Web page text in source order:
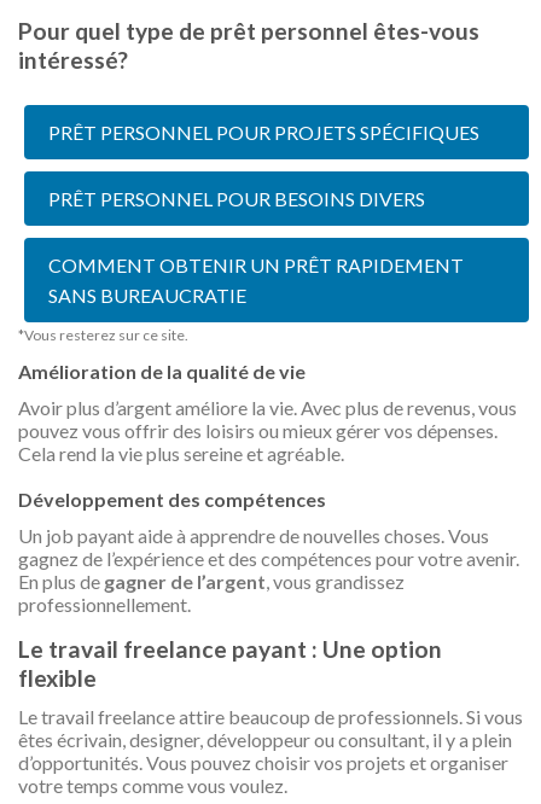
Pour quel type de prêt personnel êtes-vous
intéressé?
PRÊT PERSONNEL POUR PROJETS SPÉCIFIQUES
PRÊT PERSONNEL POUR BESOINS DIVERS
COMMENT OBTENIR UN PRÊT RAPIDEMENT
SANS BUREAUCRATIE
*Vous resterez sur ce site.
Amélioration de la qualité de vie
Avoir plus d’argent améliore la vie. Avec plus de revenus, vous
pouvez vous offrir des loisirs ou mieux gérer vos dépenses.
Cela rend la vie plus sereine et agréable.
Développement des compétences
Un job payant aide à apprendre de nouvelles choses. Vous
gagnez de l’expérience et des compétences pour votre avenir.
En plus de gagner de l’argent, vous grandissez
professionnellement.
Le travail freelance payant : Une option
flexible
Le travail freelance attire beaucoup de professionnels. Si vous
êtes écrivain, designer, développeur ou consultant, il y a plein
d’opportunités. Vous pouvez choisir vos projets et organiser
votre temps comme vous voulez.